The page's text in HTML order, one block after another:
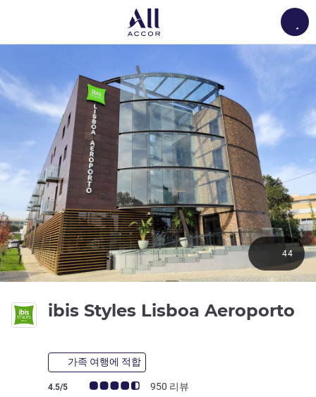
ibis Styles Lisboa Aeroporto
가족 여행에 적합
고객 평점 (ALL 평가)
4.5/5 950 리뷰
44